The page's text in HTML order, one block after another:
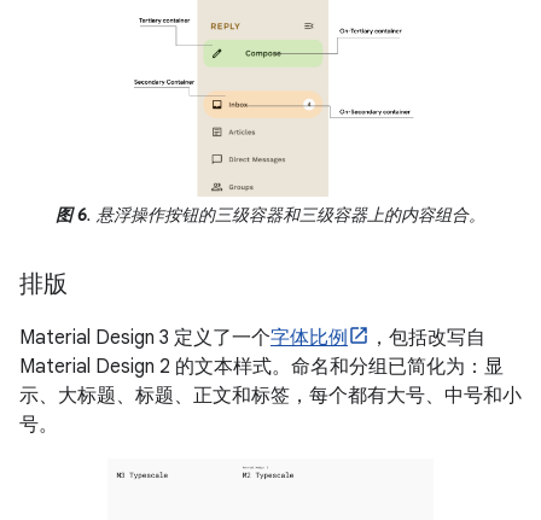
图 6. 悬浮操作按钮的三级容器和三级容器上的内容组合。
排版
Material Design 3 定义了一个字体比例
，包括改写自
Material Design 2 的文本样式。命名和分组已简化为：显
示、大标题、标题、正文和标签，每个都有大号、中号和小
号。